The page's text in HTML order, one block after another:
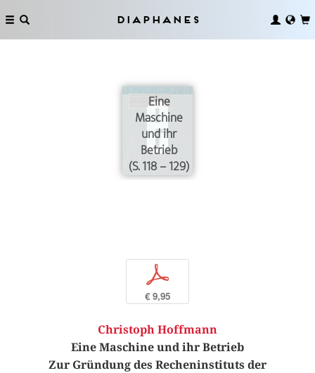
Diaphanes
Eine
Maschine
und ihr
Betrieb
(S. 118 – 129)
p
€ 9,95
Christoph Hoffmann
Eine Maschine und ihr Betrieb
Zur Gründung des Recheninstituts der